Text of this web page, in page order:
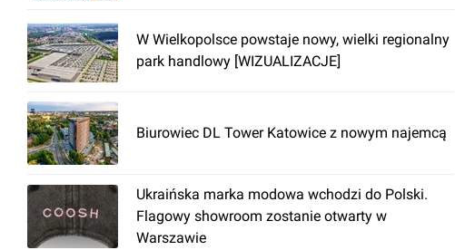
W Wielkopolsce powstaje nowy, wielki regionalny
park handlowy [WIZUALIZACJE]
Biurowiec DL Tower Katowice z nowym najemcą
Ukraińska marka modowa wchodzi do Polski.
Flagowy showroom zostanie otwarty w
Warszawie